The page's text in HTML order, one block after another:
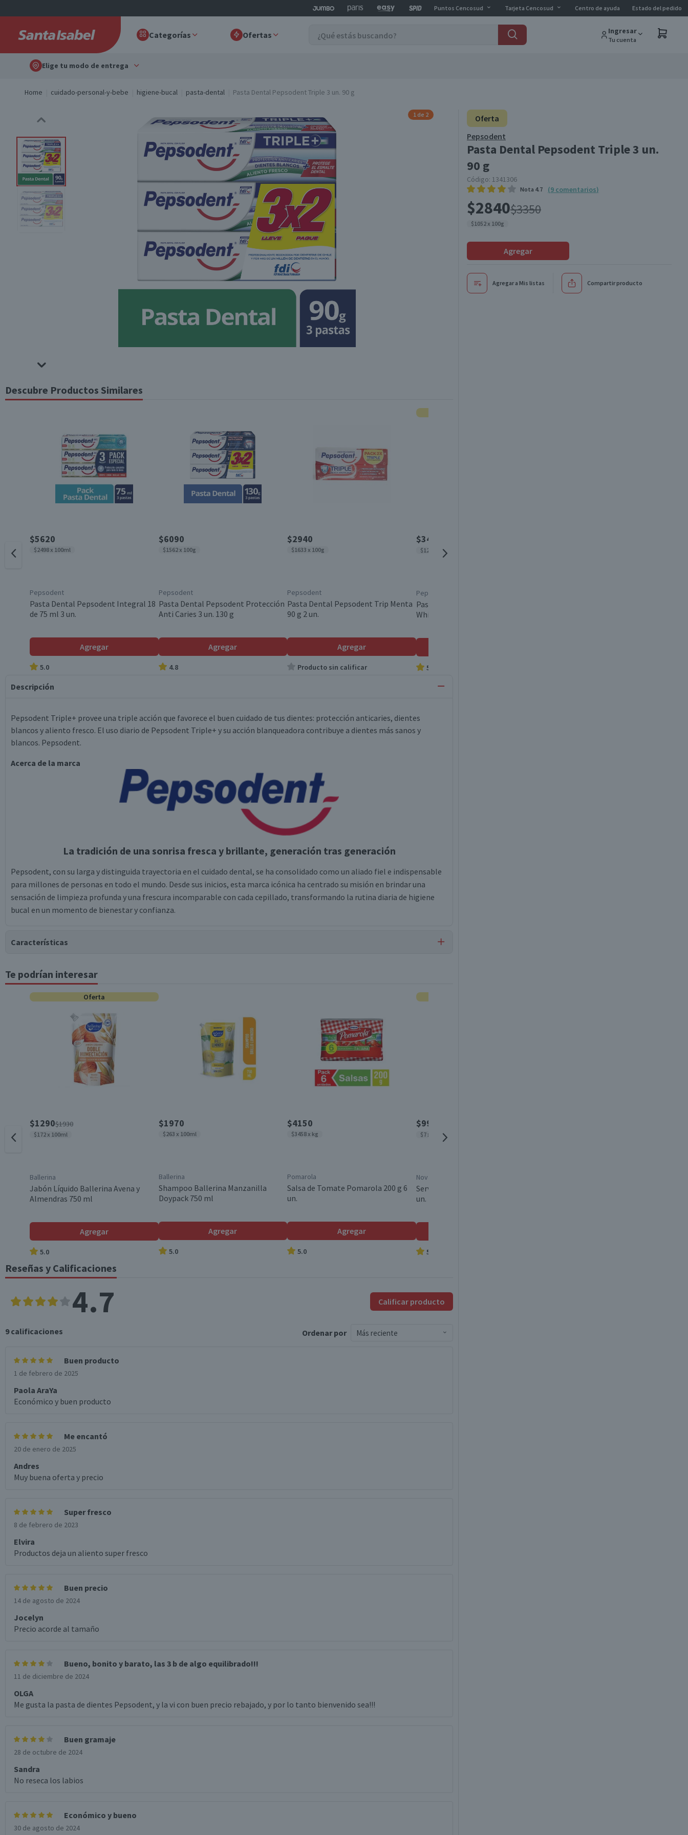
Puntos Cencosud Tarjeta Cencosud Centro de ayuda Estado del pedido
Categorías Ofertas Ingresar
Tu cuenta
Elige tu modo de entrega
Home cuidado-personal-y-bebe higiene-bucal pasta-dental Pasta Dental Pepsodent Triple 3 un. 90 g
Oferta
Pepsodent
Pasta Dental Pepsodent Triple 3 un.
90 g
Código: 1341306
Nota 4.7 (9 comentarios)
$2840$3350
$1052 x 100g
Agregar
Agregar a Mis listas Compartir producto
1 de 2
Descubre Productos Similares
$5620
$2498 x 100ml
Pepsodent
Pasta Dental Pepsodent Integral 18
de 75 ml 3 un.
Agregar
5.0
$6090
$1562 x 100g
Pepsodent
Pasta Dental Pepsodent Protección
Anti Caries 3 un. 130 g
Agregar
4.8
$2940
$1633 x 100g
Pepsodent
Pasta Dental Pepsodent Trip Menta
90 g 2 un.
Agregar
Producto sin calificar
$3490
$1293 x 100g
Pepsodent
Pasta Dental Pepsodent Xtra
Whitening 3 un. 90 g
5.0
Descripción
Pepsodent Triple+ provee una triple acción que favorece el buen cuidado de tus dientes: protección anticaries, dientes
blancos y aliento fresco. El uso diario de Pepsodent Triple+ y su acción blanqueadora contribuye a dientes más sanos y
blancos. Pepsodent.
Acerca de la marca
La tradición de una sonrisa fresca y brillante, generación tras generación
Pepsodent, con su larga y distinguida trayectoria en el cuidado dental, se ha consolidado como un aliado fiel e indispensable
para millones de personas en todo el mundo. Desde sus inicios, esta marca icónica ha centrado su misión en brindar una
sensación de limpieza profunda y una frescura incomparable con cada cepillado, transformando la rutina diaria de higiene
bucal en un momento de bienestar y confianza.
Características
Tipo de Producto
Almacenamiento Conservar en un lugar fresco y seco
90 g
Formato Caja
Variedad Triple
Aroma
Garantía Mínima Legal
Te podrían interesar
Oferta
$1290$1930
$172 x 100ml
Ballerina
Jabón Líquido Ballerina Avena y
Almendras 750 ml
Agregar
5.0
$1970
$263 x 100ml
Ballerina
Shampoo Ballerina Manzanilla
Doypack 750 ml
Agregar
5.0
$4150
$3458 x kg
Pomarola
Salsa de Tomate Pomarola 200 g 6
un.
Agregar
5.0
$990
$7 x un
Nova
Servilletas Nova Clásica Cóctel 150
un.
5.0
Reseñas y Calificaciones
4.7 Calificar producto
9 calificaciones Ordenar por Más reciente
Buen producto
1 de febrero de 2025
Paola AraYa
Económico y buen producto
Me encantó
20 de enero de 2025
Andres
Muy buena oferta y precio
Super fresco
8 de febrero de 2023
Elvira
Productos deja un aliento super fresco
Buen precio
14 de agosto de 2024
Jocelyn
Precio acorde al tamaño
Bueno, bonito y barato, las 3 b de algo equilibrado!!!
11 de diciembre de 2024
OLGA
Me gusta la pasta de dientes Pepsodent, y la vi con buen precio rebajado, y por lo tanto bienvenido sea!!!
Buen gramaje
28 de octubre de 2024
Sandra
No reseca los labios
Económico y bueno
30 de agosto de 2024